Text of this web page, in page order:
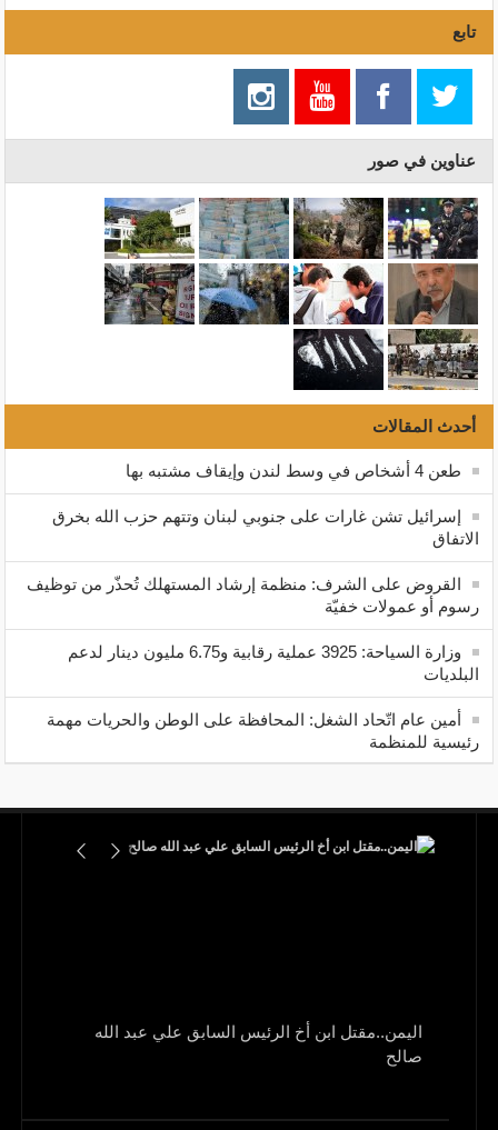
تابع
عناوين في صور
أحدث المقالات
طعن 4 أشخاص في وسط لندن وإيقاف مشتبه بها
إسرائيل تشن غارات على جنوبي لبنان وتتهم حزب الله بخرق
الاتفاق
القروض على الشرف: منظمة إرشاد المستهلك تُحذّر من توظيف
رسوم أو عمولات خفيّة
وزارة السياحة: 3925 عملية رقابية و6.75 مليون دينار لدعم
البلديات
أمين عام اتّحاد الشغل: المحافظة على الوطن والحريات مهمة
رئيسية للمنظمة
اليمن..مقتل ابن أخ الرئيس السابق علي عبد الله
صالح